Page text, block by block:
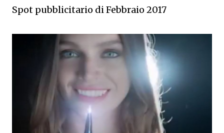
Spot pubblicitario di Febbraio 2017